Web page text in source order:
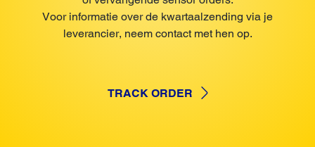
Voor informatie over de kwartaalzending via je
leverancier, neem contact met hen op.
TRACK ORDER